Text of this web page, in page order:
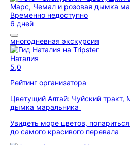
Временно недоступно
6 дней
многодневная экскурсия
Наталия
5,0
Рейтинг организатора
Цветущий Алтай: Чуйский тракт,
дымка маральника
Увидеть море цветов,
до самого красивого перевала